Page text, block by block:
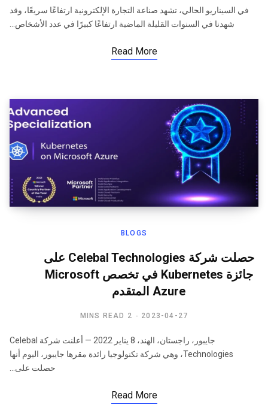
في السيناريو الحالي، تشهد صناعة التجارة الإلكترونية ارتفاعًا سريعًا، وقد
شهدنا في السنوات القليلة الماضية ارتفاعًا كبيرًا في عدد الأشخاص…
Read More
BLOGS
حصلت شركة Celebal Technologies على
جائزة Kubernetes في تخصص Microsoft
Azure المتقدم
2023-04-27
2 MINS READ
جايبور، راجستان، الهند، 8 يناير 2022 — أعلنت شركة Celebal
Technologies، وهي شركة تكنولوجيا رائدة مقرها جايبور، اليوم أنها
حصلت على…
Read More